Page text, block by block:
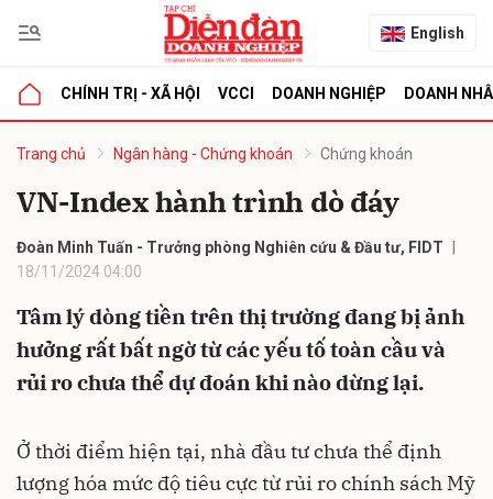
English
CHÍNH TRỊ - XÃ HỘI VCCI DOANH NGHIỆP DOANH
Trang chủ Ngân hàng - Chứng khoán Chứng khoán
VN-Index hành trình dò đáy
Đoàn Minh Tuấn - Trưởng phòng Nghiên cứu & Đầu tư, FIDT
18/11/2024 04:00
Tâm lý dòng tiền trên thị trường đang bị ảnh
hưởng rất bất ngờ từ các yếu tố toàn cầu và
rủi ro chưa thể dự đoán khi nào dừng lại.
Ở thời điểm hiện tại, nhà đầu tư chưa thể định
lượng hóa mức độ tiêu cực từ rủi ro chính sách Mỹ
luận